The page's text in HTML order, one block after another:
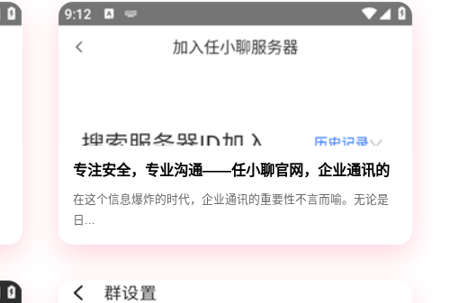
专注安全，专业沟通——任小聊官网，企业通讯的
安全守护神
在这个信息爆炸的时代，企业通讯的重要性不言而喻。无论是
日...